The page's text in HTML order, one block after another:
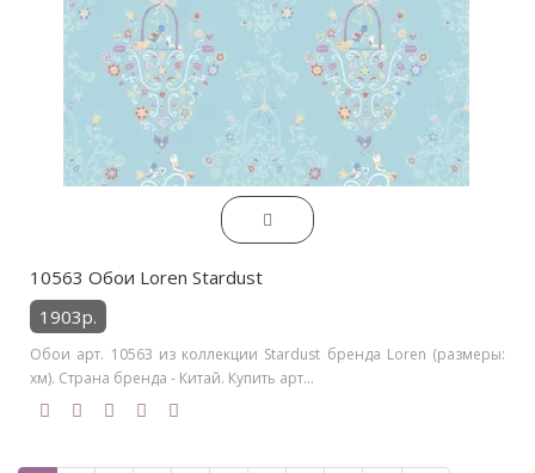
10563 Обои Loren Stardust
1903р.
Обои арт. 10563 из коллекции Stardust бренда Loren (размеры:
хм). Страна бренда - Китай. Купить арт...